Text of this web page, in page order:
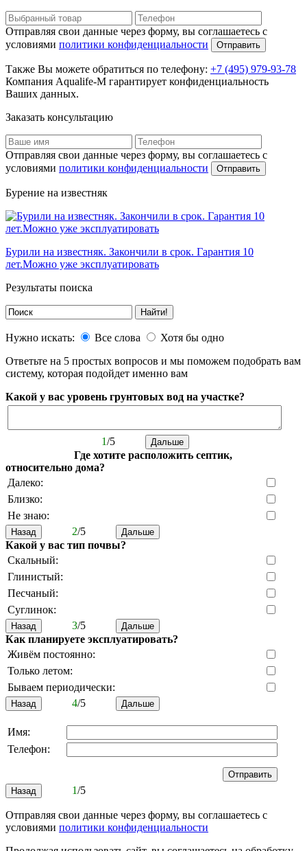
Отправляя свои данные через форму, вы соглашаетесь с
условиями политики конфиденциальности Отправить
Также Вы можете обратиться по телефону: +7 (495) 979-93-78
Компания Aqualife-M гарантирует конфиденциальность
Ваших данных.
Заказать консультацию
Отправляя свои данные через форму, вы соглашаетесь с
условиями политики конфиденциальности Отправить
Бурение на известняк
Бурили на известняк. Закончили в срок. Гарантия 10
лет.Можно уже эксплуатировать
Результаты поиска
Нужно искать: Все слова
Хотя бы одно
Ответьте на 5 простых вопросов и мы поможем подобрать вам
систему, которая подойдет именно вам
Какой у вас уровень грунтовых вод на участке?
1/5
Где хотите расположить септик,
относительно дома?
Далеко:
Близко:
Не знаю:
2/5
Какой у вас тип почвы?
Скальный:
Глинистый:
Песчаный:
Суглинок:
3/5
Как планируете эксплуатировать?
Живём постоянно:
Только летом:
Бываем периодически:
4/5
Имя:
Телефон:
1/5
Отправляя свои данные через форму, вы соглашаетесь с
условиями политики конфиденциальности